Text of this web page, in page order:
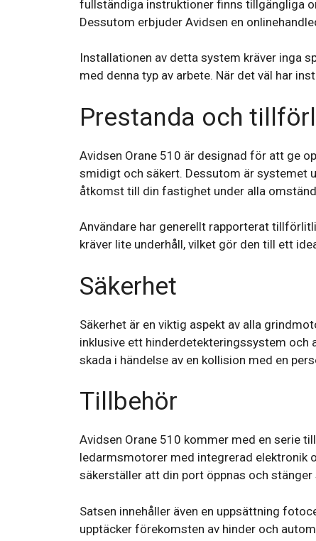
fullständiga instruktioner finns tillgängliga
Dessutom erbjuder Avidsen en
Installationen av detta system kräver inga
med denna typ av arbete. När det väl har
Prestanda och
Avidsen Orane 510 är designad för att ge
smidigt och säkert. Dessutom är systemet
åtkomst till din fastighet under alla
Användare har generellt rapporterat
kräver lite underhåll, vilket gör den till ett
Säkerhet
Säkerhet är en viktig aspekt av alla
inklusive ett hinderdetekteringssystem och
skada i händelse av en kollision med en
Tillbehör
Avidsen Orane 510 kommer med en serie
ledarmsmotorer med integrerad
säkerställer att din port öppnas och
Satsen innehåller även en uppsättning
upptäcker förekomsten av hinder och